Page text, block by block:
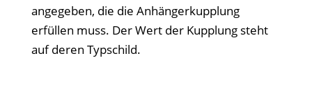
angegeben, die die Anhängerkupplung
erfüllen muss. Der Wert der Kupplung steht
auf deren Typschild.